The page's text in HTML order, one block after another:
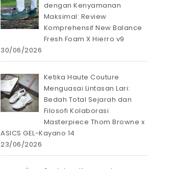
dengan Kenyamanan
Maksimal: Review
Komprehensif New Balance
Fresh Foam X Hierro v9
30/06/2026
Ketika Haute Couture
Menguasai Lintasan Lari:
Bedah Total Sejarah dan
Filosofi Kolaborasi
Masterpiece Thom Browne x
ASICS GEL-Kayano 14
23/06/2026